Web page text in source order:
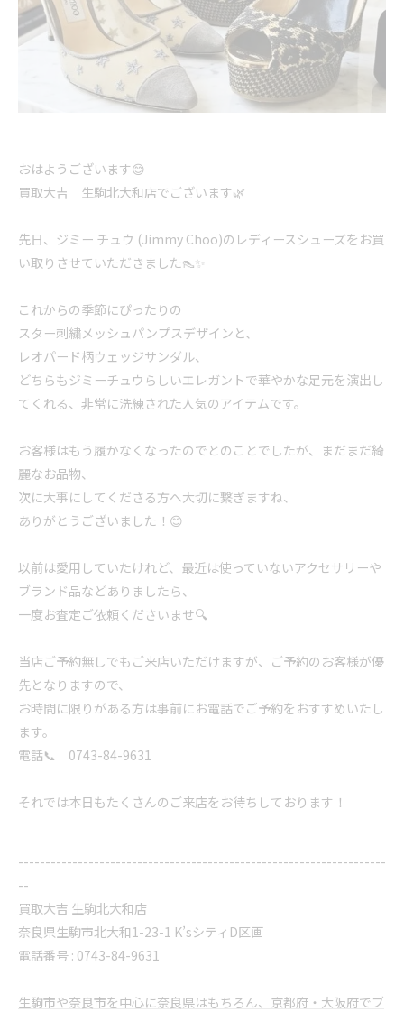
おはようございます😊
買取大吉 生駒北大和店でございます🌿
先日、ジミー チュウ (Jimmy Choo)のレディースシューズをお買
い取りさせていただきました👠✨
これからの季節にぴったりの
スター刺繍メッシュパンプスデザインと、
レオパード柄ウェッジサンダル、
どちらもジミーチュウらしいエレガントで華やかな足元を演出し
てくれる、非常に洗練された人気のアイテムです。
お客様はもう履かなくなったのでとのことでしたが、まだまだ綺
麗なお品物、
次に大事にしてくださる方へ大切に繋ぎますね、
ありがとうございました！😊
以前は愛用していたけれど、最近は使っていないアクセサリーや
ブランド品などありましたら、
一度お査定ご依頼くださいませ🔍
当店ご予約無しでもご来店いただけますが、ご予約のお客様が優
先となりますので、
お時間に限りがある方は事前にお電話でご予約をおすすめいたし
ます。
電話📞 0743-84-9631
それでは本日もたくさんのご来店をお待ちしております！
--------------------------------------------------------------------
--
買取大吉 生駒北大和店
奈良県生駒市北大和1-23-1 K’sシティD区画
電話番号 : 0743-84-9631
生駒市や奈良市を中心に奈良県はもちろん、京都府・大阪府でブ